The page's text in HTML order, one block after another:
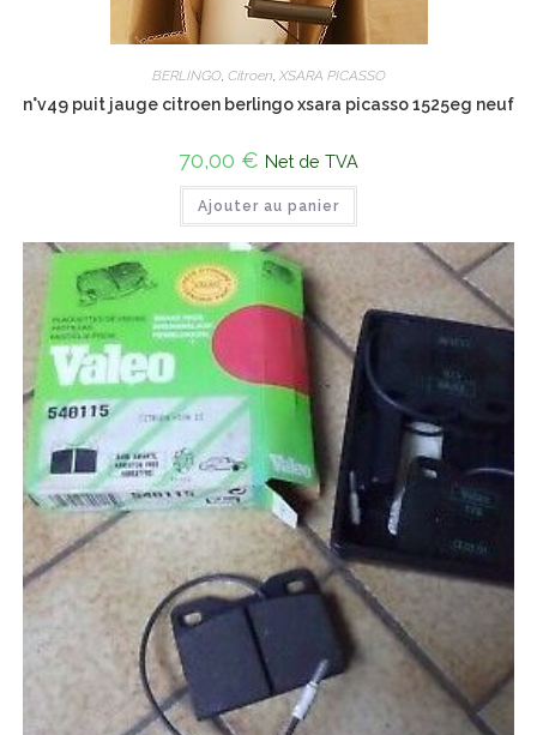
BERLINGO, Citroen, XSARA PICASSO
n°v49 puit jauge citroen berlingo xsara picasso 1525eg neuf
70,00 € Net de TVA
Ajouter au panier